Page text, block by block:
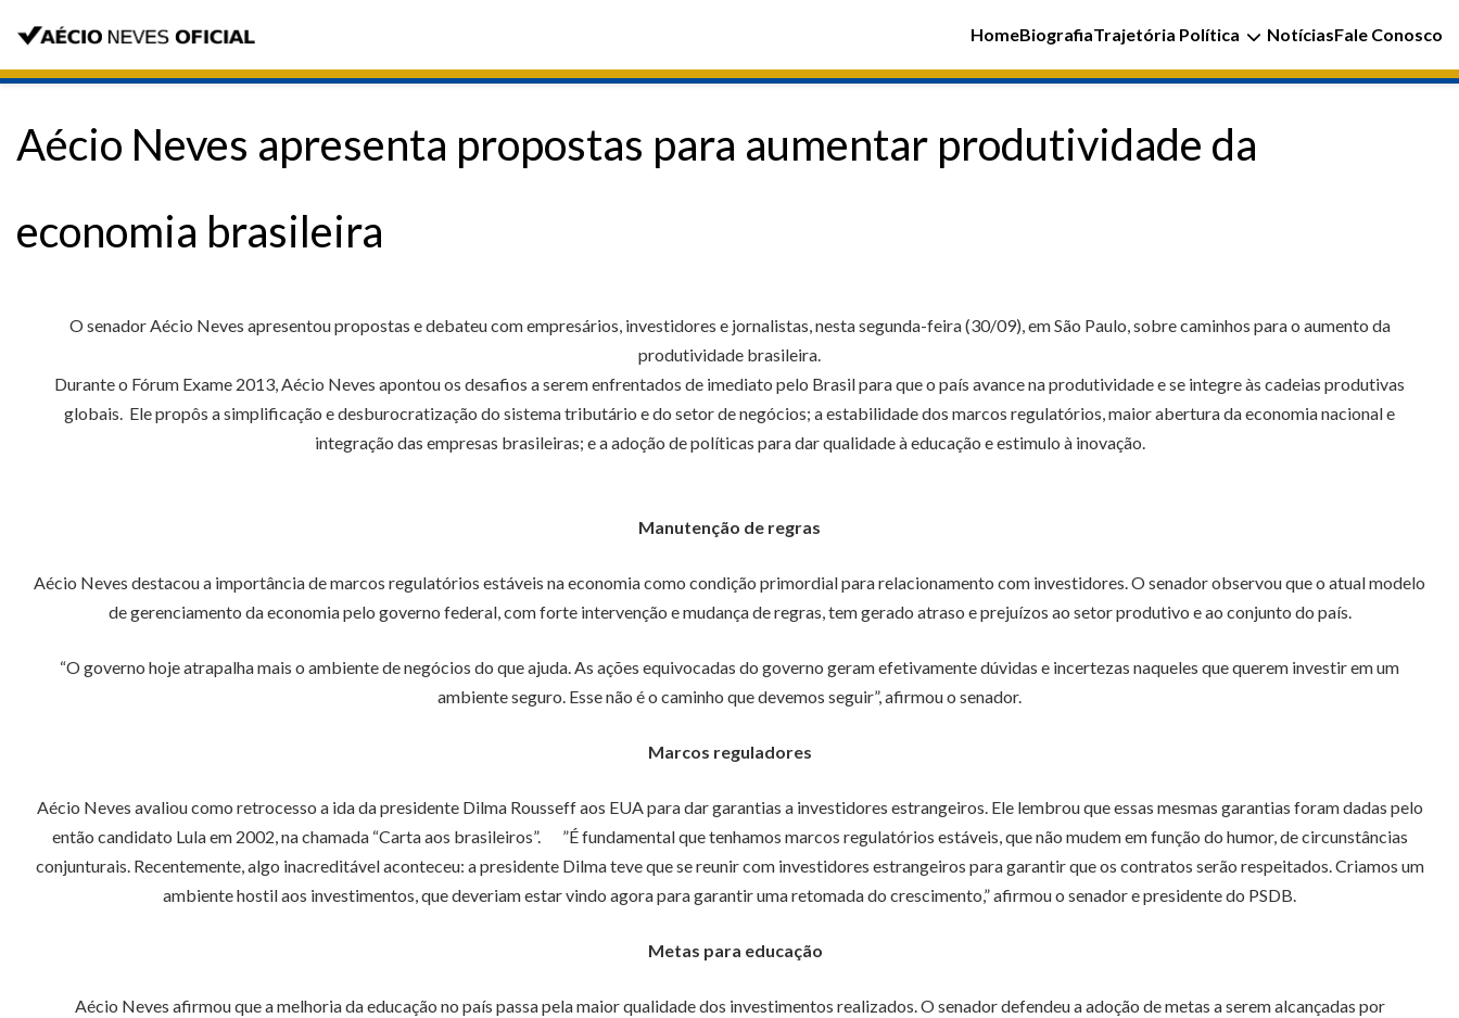
HomeBiografiaTrajetória Política NotíciasFale Conosco
Aécio Neves apresenta propostas para aumentar produtividade da
economia brasileira
O senador Aécio Neves apresentou propostas e debateu com empresários, investidores e jornalistas, nesta segunda-feira (30/09), em São Paulo, sobre caminhos para o aumento da
produtividade brasileira.
Durante o Fórum Exame 2013, Aécio Neves apontou os desafios a serem enfrentados de imediato pelo Brasil para que o país avance na produtividade e se integre às cadeias produtivas
globais. Ele propôs a simplificação e desburocratização do sistema tributário e do setor de negócios; a estabilidade dos marcos regulatórios, maior abertura da economia nacional e
integração das empresas brasileiras; e a adoção de políticas para dar qualidade à educação e estimulo à inovação.
Manutenção de regras
Aécio Neves destacou a importância de marcos regulatórios estáveis na economia como condição primordial para relacionamento com investidores. O senador observou que o atual modelo
de gerenciamento da economia pelo governo federal, com forte intervenção e mudança de regras, tem gerado atraso e prejuízos ao setor produtivo e ao conjunto do país.
“O governo hoje atrapalha mais o ambiente de negócios do que ajuda. As ações equivocadas do governo geram efetivamente dúvidas e incertezas naqueles que querem investir em um
ambiente seguro. Esse não é o caminho que devemos seguir”, afirmou o senador.
Marcos reguladores
Aécio Neves avaliou como retrocesso a ida da presidente Dilma Rousseff aos EUA para dar garantias a investidores estrangeiros. Ele lembrou que essas mesmas garantias foram dadas pelo
então candidato Lula em 2002, na chamada “Carta aos brasileiros”. ”É fundamental que tenhamos marcos regulatórios estáveis, que não mudem em função do humor, de circunstâncias
conjunturais. Recentemente, algo inacreditável aconteceu: a presidente Dilma teve que se reunir com investidores estrangeiros para garantir que os contratos serão respeitados. Criamos um
ambiente hostil aos investimentos, que deveriam estar vindo agora para garantir uma retomada do crescimento,” afirmou o senador e presidente do PSDB.
Metas para educação
Aécio Neves afirmou que a melhoria da educação no país passa pela maior qualidade dos investimentos realizados. O senador defendeu a adoção de metas a serem alcançadas por